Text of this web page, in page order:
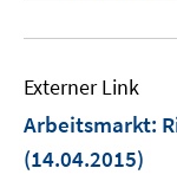
Externer Link
Arbeitsmarkt:
(14.04.2015)